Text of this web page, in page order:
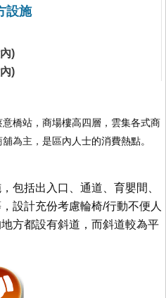
設施
)
)
橋站，商場樓高四層，雲集各式商
為主， 是區內人士的消費熱點。
包括出入口、通道、育嬰間、
設計充份考慮輪椅/行動不便人
方都設有斜道，而斜道較為平